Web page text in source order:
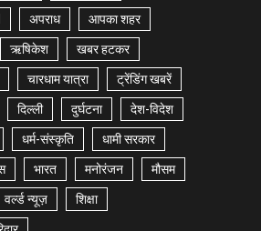
अपराध आपका शहर
ऋषिकेश खबर हटकर
चारधाम यात्रा ट्रेंडिंग खबरें
दिल्ली दुर्घटना देश-विदेश
धर्म-संस्कृति धामी सरकार
भारत मनोरंजन मौसम
वर्ल्ड न्यूज़ शिक्षा